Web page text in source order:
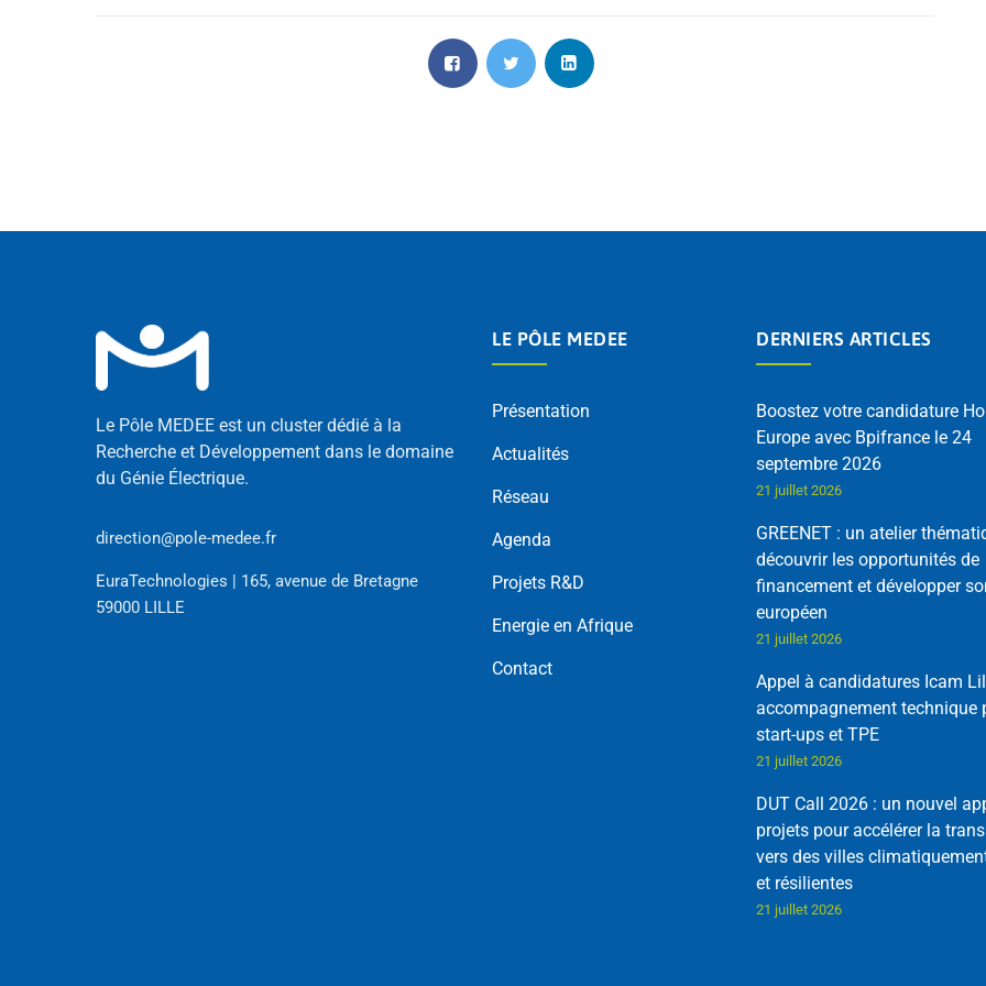
Le Pôle MEDEE est un cluster dédié à la
Recherche et Développement dans le domaine
du Génie Électrique.
direction@pole-medee.fr
EuraTechnologies | 165, avenue de Bretagne
59000 LILLE
LE PÔLE MEDEE
Présentation
Actualités
Réseau
Agenda
Projets R&D
Energie en Afrique
Contact
DERNIERS ARTICLES
Boostez votre candidature
Europe avec Bpifrance le 24
septembre 2026
21 juillet 2026
GREENET : un atelier
découvrir les opportunités de
financement et développer
européen
21 juillet 2026
Appel à candidatures Icam
accompagnement technique
start-ups et TPE
21 juillet 2026
DUT Call 2026 : un nouvel
projets pour accélérer la
vers des villes
et résilientes
21 juillet 2026